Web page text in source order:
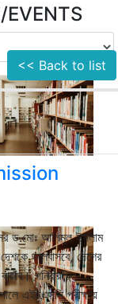
EVENTS
<< Back to list
ড.মোঃ আলিমুল ইসলাম
ভালবাসবে, দেশের
করবে। শনিবার(৮
এইচএসসি পরীক্ষায়